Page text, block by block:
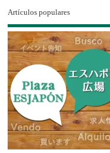
Artículos populares